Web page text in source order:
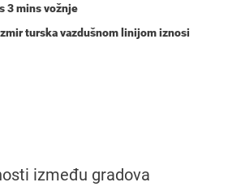
3 minsvožnje
turska vazdušnom linijom iznosi
između gradova